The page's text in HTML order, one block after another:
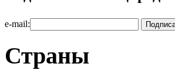
e-mail:
Страны